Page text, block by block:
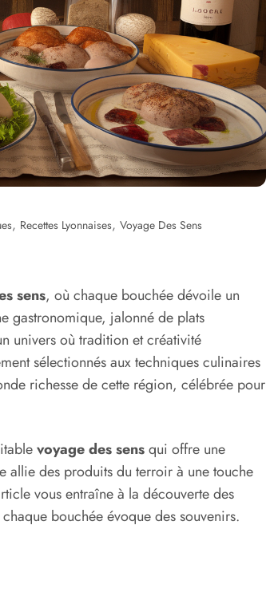
, Recettes Lyonnaises, Voyage Des Sens
sens, où chaque bouchée dévoile un
gastronomique, jalonné de plats
univers où tradition et créativité
sélectionnés aux techniques culinaires
richesse de cette région, célébrée pour
voyage des sensqui offre une
allie des produits du terroir à une touche
vous entraîne à la découverte des
bouchée évoque des souvenirs.